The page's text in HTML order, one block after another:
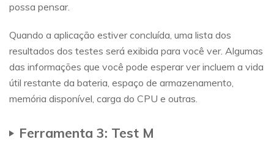
possa pensar.
Quando a aplicação estiver concluída, uma lista dos
resultados dos testes será exibida para você ver. Algumas
das informações que você pode esperar ver incluem a vida
útil restante da bateria, espaço de armazenamento,
memória disponível, carga do CPU e outras.
Ferramenta 3: Test M